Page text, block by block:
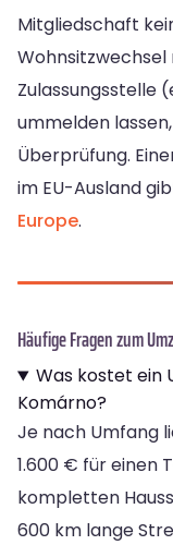
Mitgliedschaft
Zulassungsstelle
ummelden
Überprüfung.
im EU-Ausland
Europe.
Häufige Fragen zum
Was kostet ein
Komárno?
Je nach Umfang
1.600 € für einen
kompletten
600 km lange